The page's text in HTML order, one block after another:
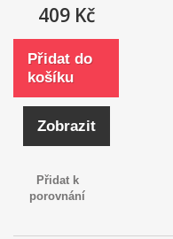
409 Kč
Přidat do
košíku
Zobrazit
Přidat k
porovnání